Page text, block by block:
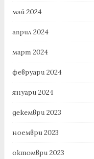
май 2024
април 2024
март 2024
февруари 2024
януари 2024
декември 2023
ноември 2023
октомври 2023